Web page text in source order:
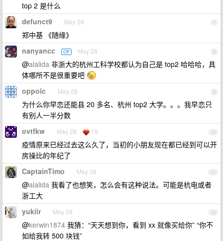
top 2 是什么
7
defunct9 May 28
郑中基 《随缘》
8
nanyancc OP May 28
@alalida 非浙大的杭州工科学校都认为自己是 top2 哈哈哈，具
体哪所不是很重要吧
9
oppoic May 28
为什么你早恋还能县 20 多名、杭州 top2 大学。。。我早恋只
有别人一半分数
10
ovtfkw May 28 19
疫情原来已经过去这么久了，当初的小朋友现在都已经到可以开
房操比的年纪了
11
CaptainTimo May 28
@alalida 我看了也想笑，怎么会有这种说法。可能是杭电或者
浙工大
12
yukiir May 28
@kerwin1874 我猜：“天天想到你，看到 xx 就像买给你” “你不
如给我转 500 块钱”